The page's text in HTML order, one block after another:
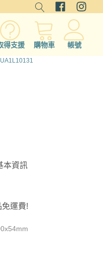
得支援 購物車 帳號
本資訊
免運費!